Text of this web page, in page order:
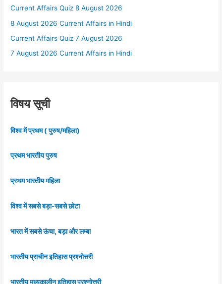
Current Affairs Quiz 8 August 2026
8 August 2026 Current Affairs in Hindi
Current Affairs Quiz 7 August 2026
7 August 2026 Current Affairs in Hindi
विषय सूची
विश्व में प्रथम ( पुरुष/महिला)
प्रथम भारतीय पुरुष
प्रथम भारतीय महिला
विश्व में सबसे बड़ा-सबसे छोटा
भारत में सबसे ऊंचा, बड़ा और लम्बा
भारतीय प्राचीन इतिहास प्रश्नोत्तरी
भारतीय मध्यकालीन इतिहास प्रश्नोत्तरी